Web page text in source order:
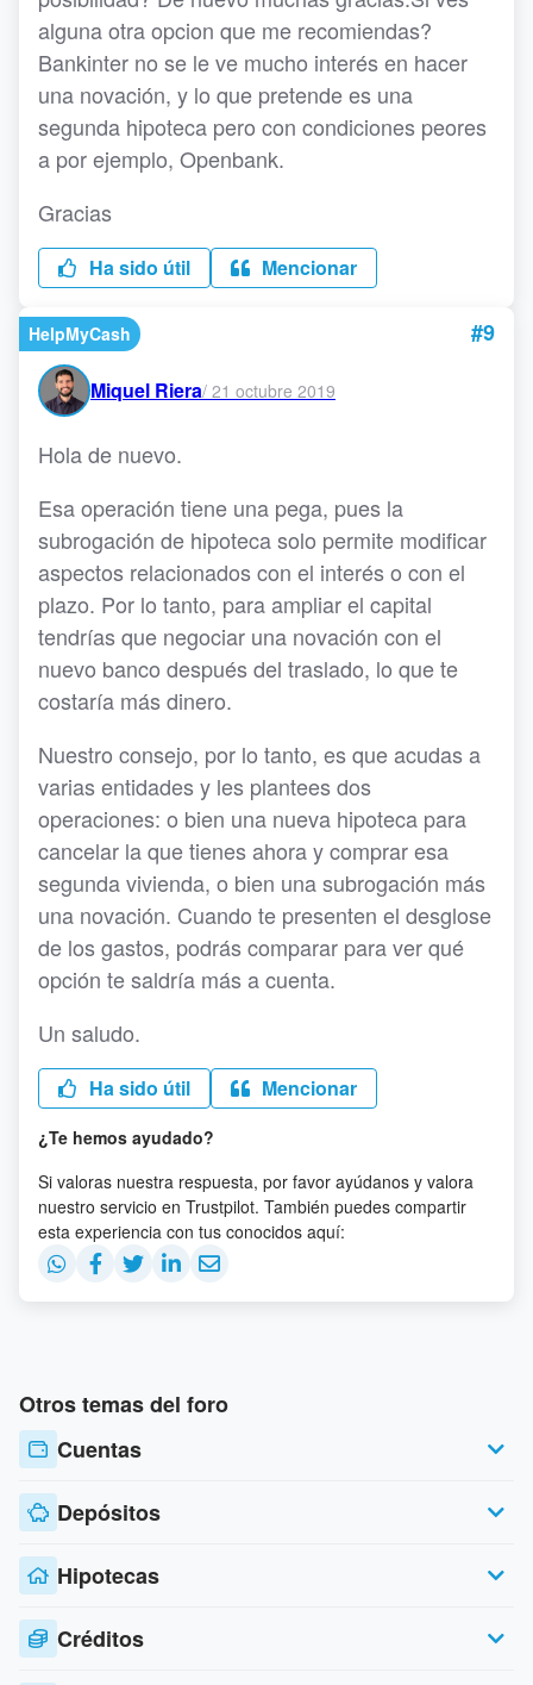
alguna otra opcion que me recomiendas?
Bankinter no se le ve mucho interés en hacer
una novación, y lo que pretende es una
segunda hipoteca pero con condiciones peores
a por ejemplo, Openbank.
Gracias
Ha sido útil Mencionar
HelpMyCash #9
Miquel Riera/ 21 octubre 2019
Hola de nuevo.
Esa operación tiene una pega, pues la
subrogación de hipoteca solo permite modificar
aspectos relacionados con el interés o con el
plazo. Por lo tanto, para ampliar el capital
tendrías que negociar una novación con el
nuevo banco después del traslado, lo que te
costaría más dinero.
Nuestro consejo, por lo tanto, es que acudas a
varias entidades y les plantees dos
operaciones: o bien una nueva hipoteca para
cancelar la que tienes ahora y comprar esa
segunda vivienda, o bien una subrogación más
una novación. Cuando te presenten el desglose
de los gastos, podrás comparar para ver qué
opción te saldría más a cuenta.
Un saludo.
Ha sido útil Mencionar
¿Te hemos ayudado?
Si valoras nuestra respuesta, por favor ayúdanos y valora
nuestro servicio en Trustpilot. También puedes compartir
esta experiencia con tus conocidos aquí:
Otros temas del foro
Cuentas
Depósitos
Hipotecas
Créditos